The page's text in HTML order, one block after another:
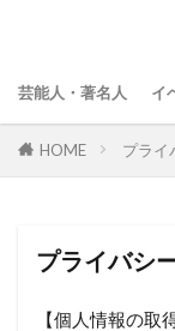
芸能人・著名人 イ
HOME プライ
プライバシ
【個人情報の取